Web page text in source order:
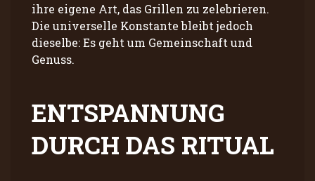
ihre eigene Art, das Grillen zu zelebrieren.
Die universelle Konstante bleibt jedoch
dieselbe: Es geht um Gemeinschaft und
Genuss.
ENTSPANNUNG
DURCH DAS RITUAL